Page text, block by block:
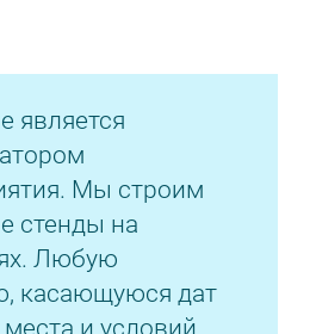
является
Мы строим
стенды на
Любую
касающуюся дат
и условий